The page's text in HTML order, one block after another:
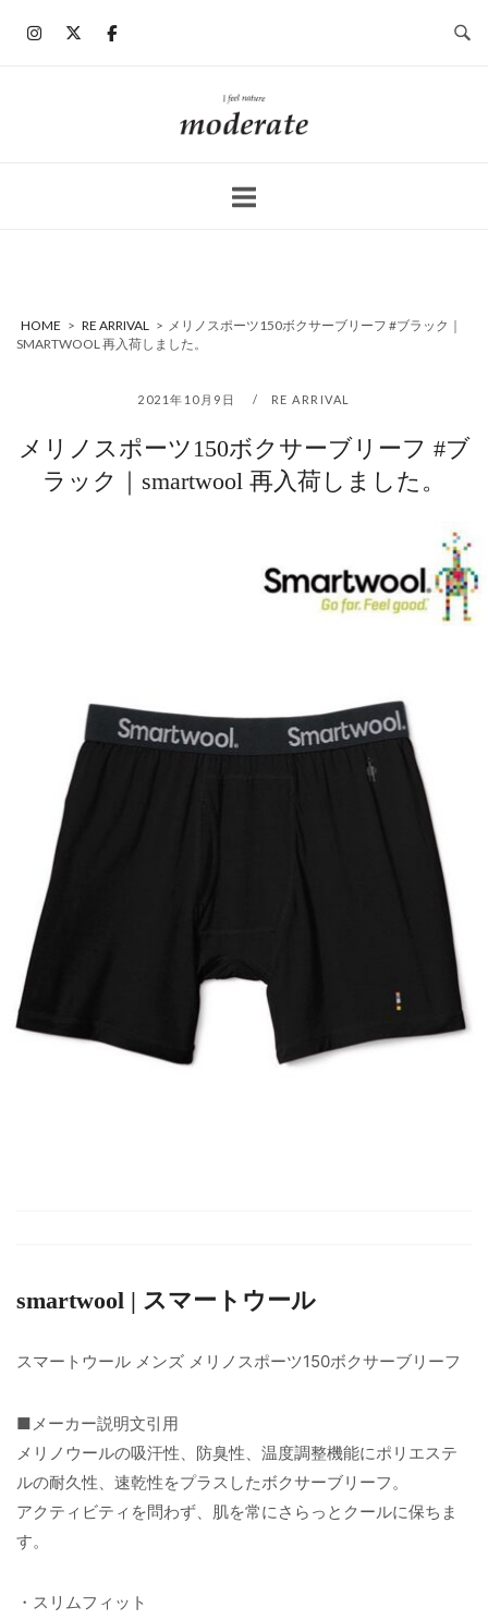
ホ
ー
HOME > RE ARRIVAL > メリノスポーツ150ボクサーブリーフ #ブラック｜
SMARTWOOL 再入荷しました。
2021年10月9日 RE ARRIVAL
メリノスポーツ150ボクサーブリーフ #ブ
ラック｜smartwool 再入荷しました。
smartwool | スマートウール
スマートウール メンズ メリノスポーツ150ボクサーブリーフ
■メーカー説明文引用
メリノウールの吸汗性、防臭性、温度調整機能にポリエステ
ルの耐久性、速乾性をプラスしたボクサーブリーフ。
アクティビティを問わず、肌を常にさらっとクールに保ちま
す。
・スリムフィット